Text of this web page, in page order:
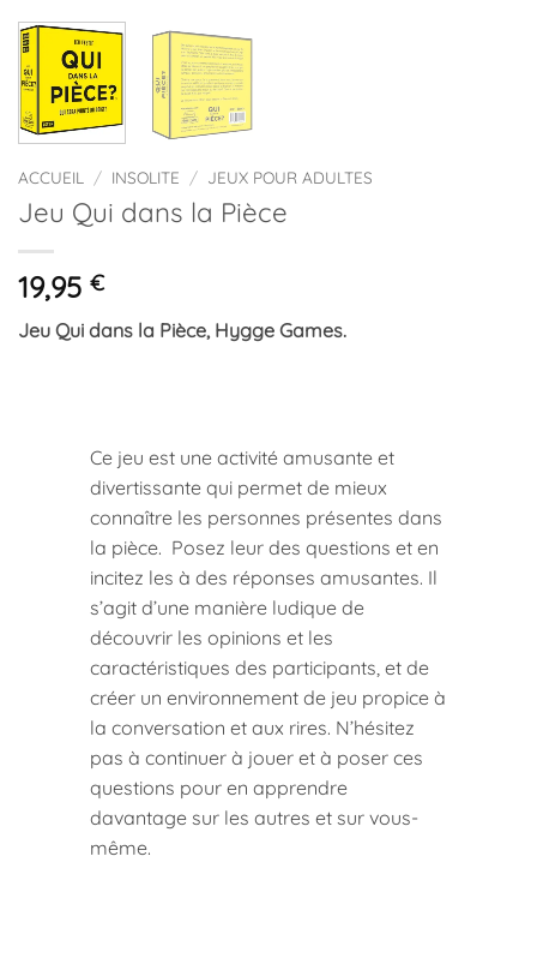
ACCUEIL / INSOLITE / JEUX POUR ADULTES
Jeu Qui dans la Pièce
19,95 €
Jeu Qui dans la Pièce, Hygge Games.
Ce jeu est une activité amusante et
divertissante qui permet de mieux
connaître les personnes présentes dans
la pièce. Posez leur des questions et en
incitez les à des réponses amusantes. Il
s’agit d’une manière ludique de
découvrir les opinions et les
caractéristiques des participants, et de
créer un environnement de jeu propice à
la conversation et aux rires. N’hésitez
pas à continuer à jouer et à poser ces
questions pour en apprendre
davantage sur les autres et sur vous-
même.